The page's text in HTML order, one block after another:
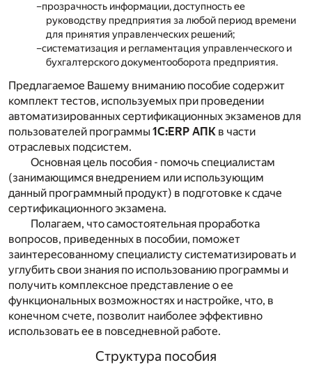
прозрачность информации, доступность ее
руководству предприятия за любой период времени
для принятия управленческих решений;
систематизация и регламентация управленческого и
бухгалтерского документооборота предприятия.
Предлагаемое Вашему вниманию пособие содержит
комплект тестов, используемых при проведении
автоматизированных сертификационных экзаменов для
пользователей программы 1С:ERP АПК в части
отраслевых подсистем.
Основная цель пособия - помочь специалистам
(занимающимся внедрением или использующим
данный программный продукт) в подготовке к сдаче
сертификационного экзамена.
Полагаем, что самостоятельная проработка
вопросов, приведенных в пособии, поможет
заинтересованному специалисту систематизировать и
углубить свои знания по использованию программы и
получить комплексное представление о ее
функциональных возможностях и настройке, что, в
конечном счете, позволит наиболее эффективно
использовать ее в повседневной работе.
Структура пособия